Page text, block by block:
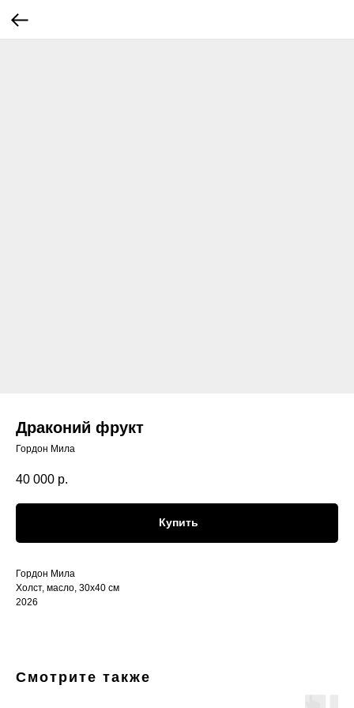
Драконий фрукт
Гордон Мила
40 000 р.
Купить
Гордон Мила
Холст, масло, 30х40 см
2026
Смотрите также